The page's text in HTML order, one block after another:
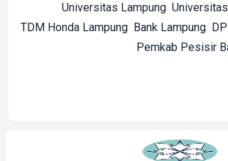
Universitas Lampung
TDM Honda Lampung Bank Lampung
Pemkab Pesisir